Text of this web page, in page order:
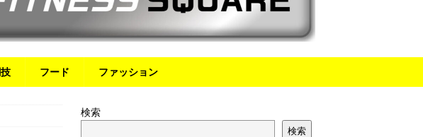
フード ファッション
検索
検索